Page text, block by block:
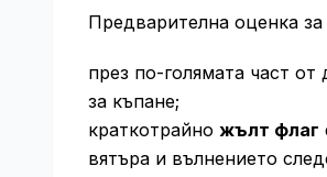
Предварителна оценка за
през по-голямата част от
за къпане;
краткотрайно жълт флаг
вятъра и вълнението